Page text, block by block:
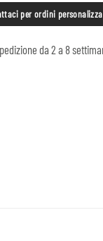
per ordini
da 2 a 8